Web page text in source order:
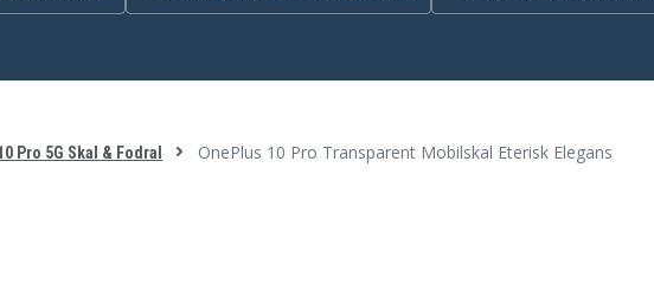
Pro 5G Skal & Fodral OnePlus 10 Pro Transparent Mobilskal Eterisk Elegans